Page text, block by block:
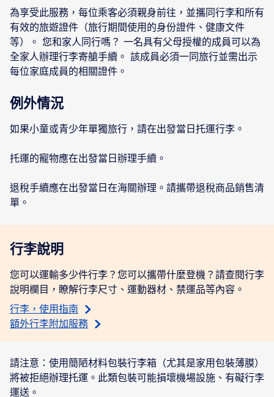
為享受此服務，每位乘客必須親身前往，並攜同行李和所有
有效的旅遊證件（旅行期間使用的身份證件、健康文件
等）。 您和家人同行嗎？ 一名具有父母授權的成員可以為
全家人辦理行李寄艙手續。 該成員必須一同旅行並需出示
每位家庭成員的相關證件。
例外情況
如果小童或青少年單獨旅行，請在出發當日托運行李。
托運的寵物應在出發當日辦理手續。
退稅手續應在出發當日在海關辦理。請攜帶退稅商品銷售清
單。
行李說明
您可以運輸多少件行李？您可以攜帶什麼登機？請查閱行李
說明欄目，瞭解行李尺寸、運動器材、禁運品等內容。
行李，使用指南
額外行李附加服務
請注意：使用簡陋材料包裝行李箱（尤其是家用包裝薄膜）
將被拒絕辦理托運。此類包裝可能損壞機場設施、有礙行李
運送。